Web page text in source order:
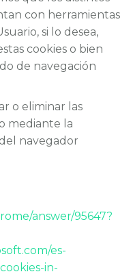
con herramientas
si lo desea,
cookies o bien
de navegación
o eliminar las
mediante la
navegador
answer/95647?
es-
in-